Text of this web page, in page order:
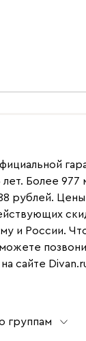
(не установлены
в
мене в наш
по
над
4й,а не 24й!).
мужчины не
что стирка
уже на свой
на ощуп
плотная.
Более 977
рублей. Цены
и России.
сайте
группам